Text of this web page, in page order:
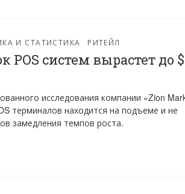
И СТАТИСТИКА РИТЕЙЛ
POS систем вырастет до
исследования компании «Zion
терминалов находится на подъеме и не
замедления темпов роста.